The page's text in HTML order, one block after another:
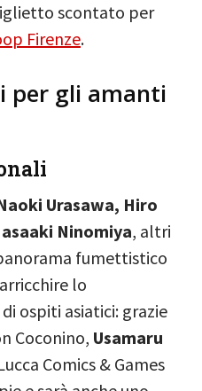
scontato per
Firenze.
per gli amanti
Urasawa, Hiro
Ninomiya, altri
fumettistico
lo
ospiti asiatici: grazie
Coconino, Usamaru
Comics & Games